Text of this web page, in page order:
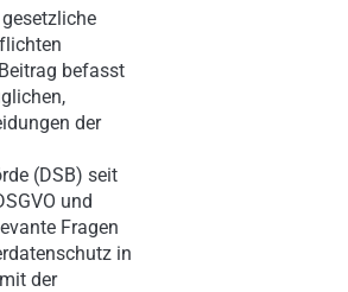
befasst
der
(DSB) seit
und
Fragen
in
der